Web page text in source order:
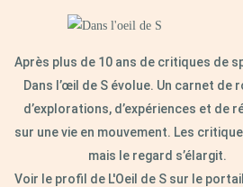
Après plus de 10 ans de critiques de
Dans l’œil de S évolue. Un carnet de
d’explorations, d’expériences et de
sur une vie en mouvement. Les
mais le regard s’élargit.
Voir le profil de L'Oeil de Ssur le